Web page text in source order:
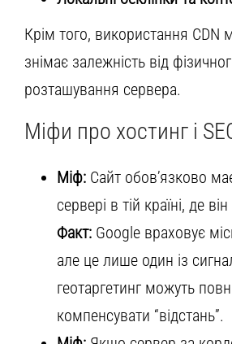
Крім того, використання CDN
знімає залежність від
розташування сервера.
Міфи про хостинг і
Міф: Сайт обов’язково
сервері в тій країні, де
Факт: Google враховує
але це лише один із
геотаргетинг можуть
компенсувати “відстань”.